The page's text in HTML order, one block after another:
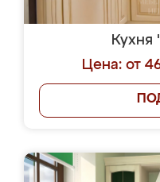
Кухня
Цена: от